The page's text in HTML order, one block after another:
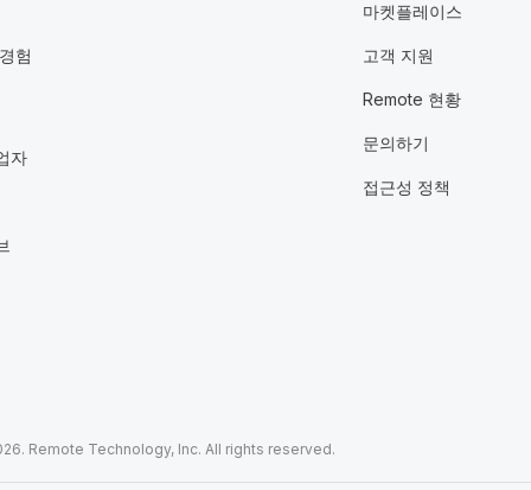
험
자
마켓플레이스
고객 지원
Remote 현황
문의하기
접근성 정책
Remote Technology, Inc. All rights reserved.